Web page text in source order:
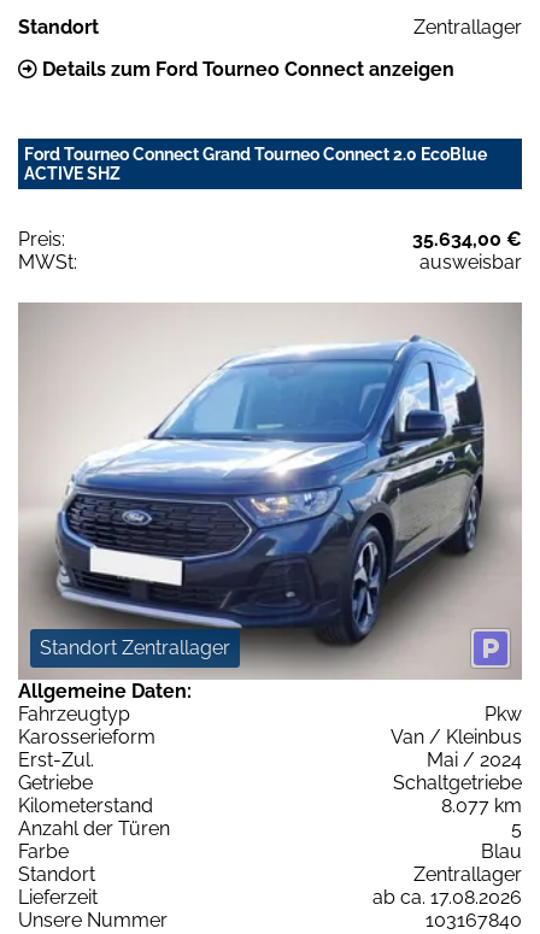
Standort
Zentrallager
Details zum Ford Tourneo Connect anzeigen
Ford Tourneo Connect Grand Tourneo Connect 2.0 EcoBlue
ACTIVE SHZ
Preis:
35.634,00 €
MWSt:
ausweisbar
Standort Zentrallager
Allgemeine Daten:
Fahrzeugtyp
Pkw
Karosserieform
Van / Kleinbus
Erst-Zul.
Mai / 2024
Getriebe
Schaltgetriebe
Kilometerstand
8.077 km
Anzahl der Türen
5
Farbe
Blau
Standort
Zentrallager
Lieferzeit
ab ca. 17.08.2026
Unsere Nummer
103167840